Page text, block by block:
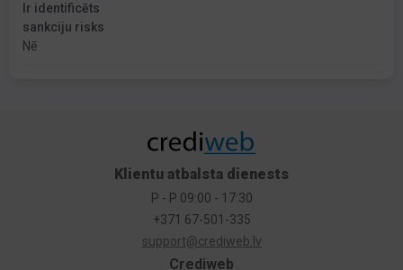
Ir identificēts
sankciju risks
Nē
Crediweb
Klientu atbalsta dienests
P - P 09:00 - 17:30
+371 67-501-335
support@crediweb.lv